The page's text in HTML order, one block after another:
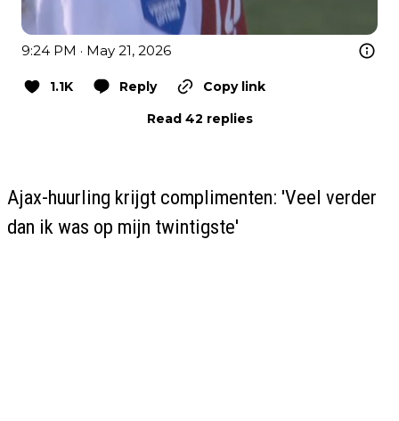
9:24 PM · May 21, 2026
1.1K Reply
Copy link
Read 42 replies
Ajax-huurling krijgt complimenten: 'Veel verder
dan ik was op mijn twintigste'